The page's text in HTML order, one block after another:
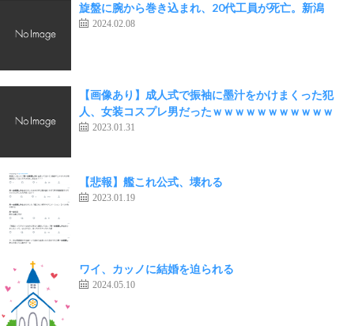
旋盤に腕から巻き込まれ、20代工員が死亡。新潟
2024.02.08
【画像あり】成人式で振袖に墨汁をかけまくった犯
人、女装コスプレ男だったｗｗｗｗｗｗｗｗｗｗｗ
2023.01.31
【悲報】艦これ公式、壊れる
2023.01.19
ワイ、カッノに結婚を迫られる
2024.05.10